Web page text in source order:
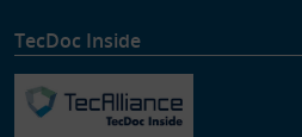
TecDoc Inside